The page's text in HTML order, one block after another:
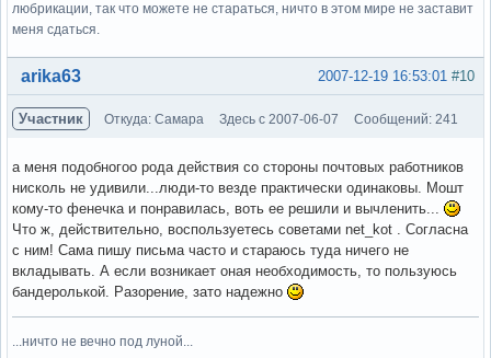
любрикации, так что можете не стараться, ничто в этом мире не заставит
меня сдаться.
Вне форума #10
2007-12-19 16:53:01
arika63
Участник Откуда: Самара Здесь с 2007-06-07 Сообщений: 241
а меня подобногоо рода действия со стороны почтовых работников
нисколь не удивили...люди-то везде практически одинаковы. Мошт
кому-то фенечка и понравилась, воть ее решили и вычленить...
Что ж, действительно, воспользуетесь советами net_kot . Согласна
с ним! Сама пишу письма часто и стараюсь туда ничего не
вкладывать. А если возникает оная необходимость, то пользуюсь
бандеролькой. Разорение, зато надежно
...ничто не вечно под луной...